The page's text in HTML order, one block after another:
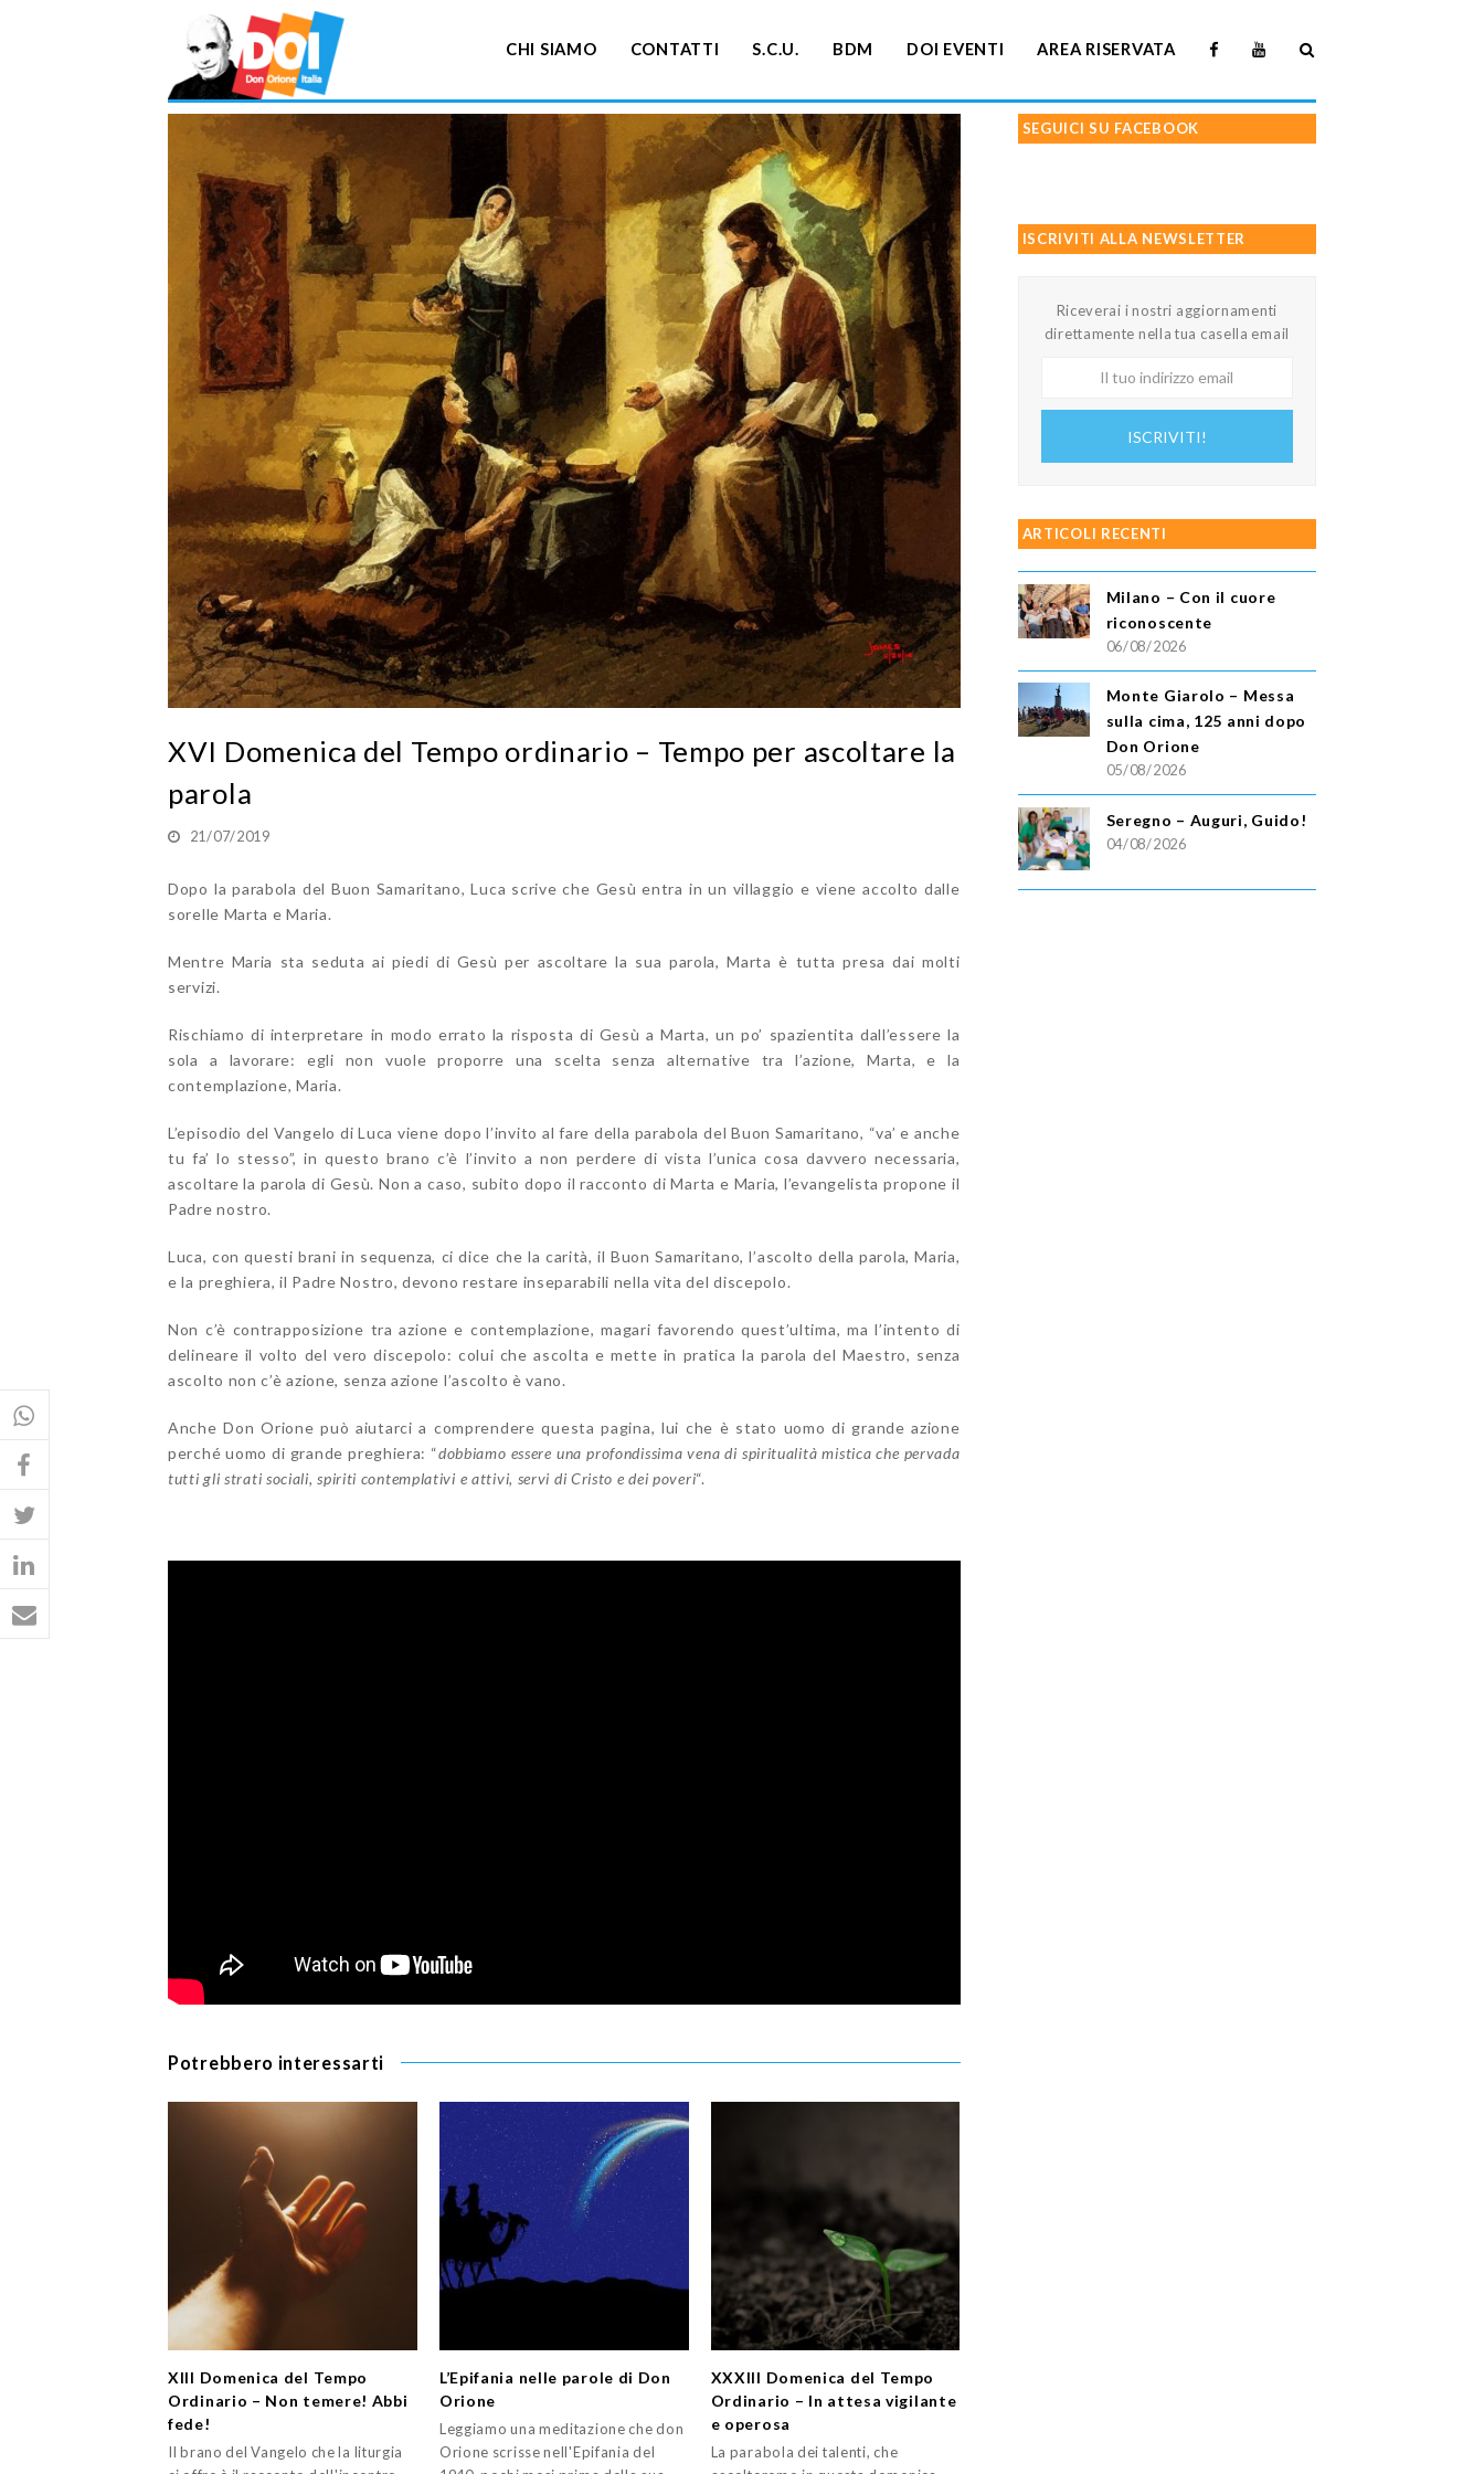
CHI SIAMO CONTATTI S.C.U. BDM DOI EVENTI AREA RISERVATA
XVI Domenica del Tempo ordinario – Tempo per ascoltare la
parola
21/07/2019
Dopo la parabola del Buon Samaritano, Luca scrive che Gesù entra in un villaggio e viene accolto dalle
sorelle Marta e Maria.
Mentre Maria sta seduta ai piedi di Gesù per ascoltare la sua parola, Marta è tutta presa dai molti
servizi.
Rischiamo di interpretare in modo errato la risposta di Gesù a Marta, un po’ spazientita dall’essere la
sola a lavorare: egli non vuole proporre una scelta senza alternative tra l’azione, Marta, e la
contemplazione, Maria.
L’episodio del Vangelo di Luca viene dopo l’invito al fare della parabola del Buon Samaritano, “va’ e anche
tu fa’ lo stesso”, in questo brano c’è l’invito a non perdere di vista l’unica cosa davvero necessaria,
ascoltare la parola di Gesù. Non a caso, subito dopo il racconto di Marta e Maria, l’evangelista propone il
Padre nostro.
Luca, con questi brani in sequenza, ci dice che la carità, il Buon Samaritano, l’ascolto della parola, Maria,
e la preghiera, il Padre Nostro, devono restare inseparabili nella vita del discepolo.
Non c’è contrapposizione tra azione e contemplazione, magari favorendo quest’ultima, ma l’intento di
delineare il volto del vero discepolo: colui che ascolta e mette in pratica la parola del Maestro, senza
ascolto non c’è azione, senza azione l’ascolto è vano.
Anche Don Orione può aiutarci a comprendere questa pagina, lui che è stato uomo di grande azione
perché uomo di grande preghiera: “dobbiamo essere una profondissima vena di spiritualità mistica che pervada
tutti gli strati sociali, spiriti contemplativi e attivi, servi di Cristo e dei poveri“.
Potrebbero interessarti
XIII Domenica del Tempo
Ordinario – Non temere! Abbi
fede!
Il brano del Vangelo che la liturgia
L’Epifania nelle parole di Don
Orione
Leggiamo una meditazione che don
Orione scrisse nell'Epifania del
XXXIII Domenica del Tempo
Ordinario – In attesa vigilante
e operosa
La parabola dei talenti, che
SEGUICI SU FACEBOOK
ISCRIVITI ALLA NEWSLETTER
Riceverai i nostri aggiornamenti
direttamente nella tua casella email
ISCRIVITI!
ARTICOLI RECENTI
Milano – Con il cuore
riconoscente
06/08/2026
Monte Giarolo – Messa
sulla cima, 125 anni dopo
Don Orione
05/08/2026
Seregno – Auguri, Guido!
04/08/2026